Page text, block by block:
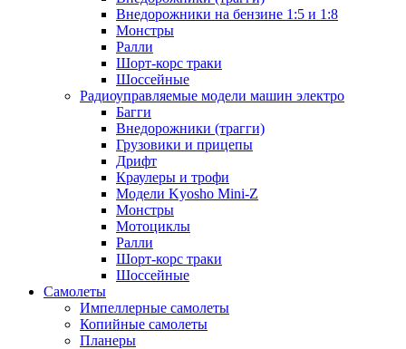
Внедорожники на бензине 1:5 и 1:8
Монстры
Ралли
Шорт-корс траки
Шоссейные
Радиоуправляемые модели машин электро
Багги
Внедорожники (трагги)
Грузовики и прицепы
Дрифт
Краулеры и трофи
Модели Kyosho Mini-Z
Монстры
Мотоциклы
Ралли
Шорт-корс траки
Шоссейные
Самолеты
Импеллерные самолеты
Копийные самолеты
Планеры